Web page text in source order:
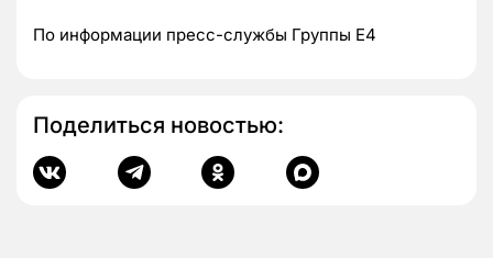
По информации пресс-службы Группы Е4
Поделиться новостью: